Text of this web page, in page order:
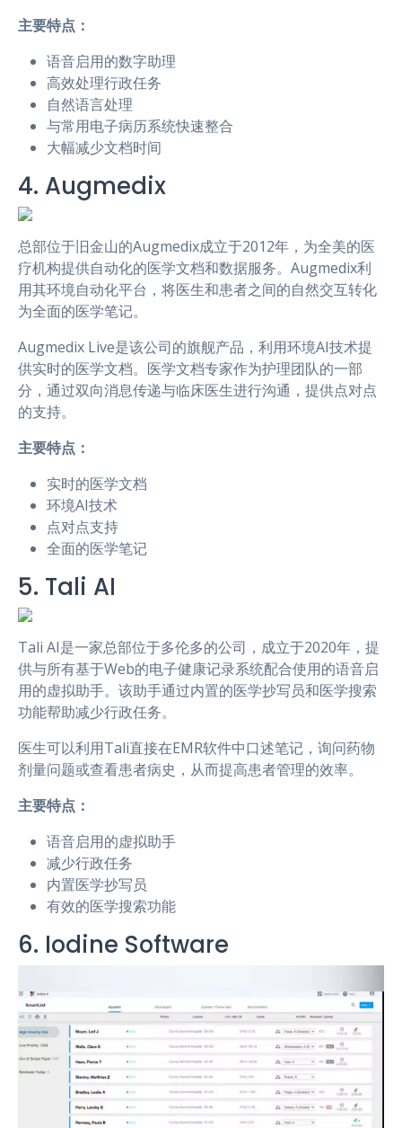
主要特点：
语音启用的数字助理
高效处理行政任务
自然语言处理
与常用电子病历系统快速整合
大幅减少文档时间
4. Augmedix
总部位于旧金山的Augmedix成立于2012年，为全美的医
疗机构提供自动化的医学文档和数据服务。Augmedix利
用其环境自动化平台，将医生和患者之间的自然交互转化
为全面的医学笔记。
Augmedix Live是该公司的旗舰产品，利用环境AI技术提
供实时的医学文档。医学文档专家作为护理团队的一部
分，通过双向消息传递与临床医生进行沟通，提供点对点
的支持。
主要特点：
实时的医学文档
环境AI技术
点对点支持
全面的医学笔记
5. Tali AI
Tali AI是一家总部位于多伦多的公司，成立于2020年，提
供与所有基于Web的电子健康记录系统配合使用的语音启
用的虚拟助手。该助手通过内置的医学抄写员和医学搜索
功能帮助减少行政任务。
医生可以利用Tali直接在EMR软件中口述笔记，询问药物
剂量问题或查看患者病史，从而提高患者管理的效率。
主要特点：
语音启用的虚拟助手
减少行政任务
内置医学抄写员
有效的医学搜索功能
6. Iodine Software